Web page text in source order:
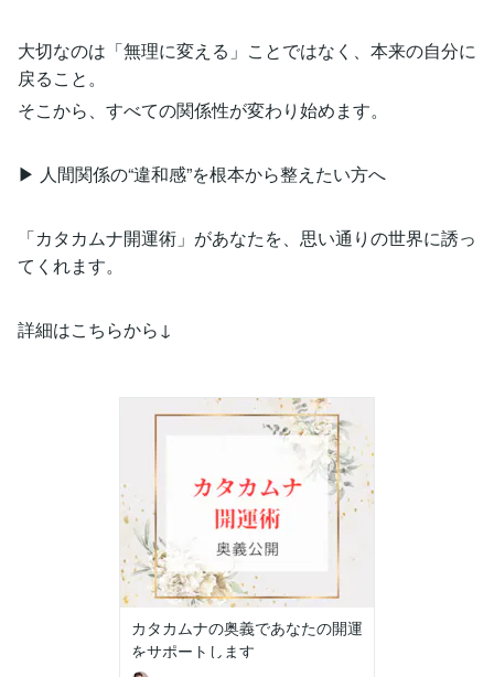
大切なのは「無理に変える」ことではなく、本来の自分に
戻ること。
そこから、すべての関係性が変わり始めます。
▶︎ 人間関係の“違和感”を根本から整えたい方へ
「カタカムナ開運術」があなたを、思い通りの世界に誘っ
てくれます。
詳細はこちらから↓
カタカムナの奥義であなたの開運
をサポートします